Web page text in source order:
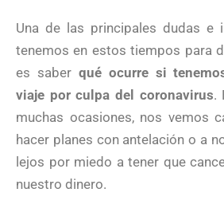
Una de las principales dudas e
tenemos en estos tiempos para
es saber qué ocurre si
viaje por culpa del coronavirus.
muchas ocasiones, nos vemos
hacer planes con antelación o a
lejos por miedo a tener que
nuestro dinero.